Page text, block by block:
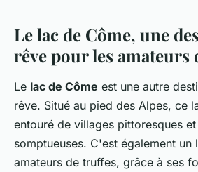
Le lac de Côme, une
rêve pour les amateurs
Le lac de Côme est une autre
rêve. Situé au pied des Alpes, ce
entouré de villages pittoresques
somptueuses. C'est également un
amateurs de truffes, grâce à ses